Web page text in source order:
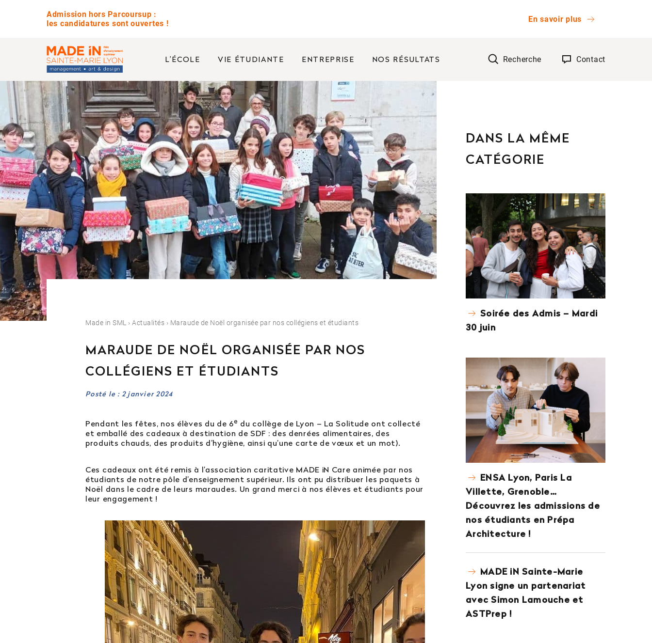
Admission hors Parcoursup :
les candidatures sont ouvertes !
En savoir plus
L’ÉCOLE VIE ÉTUDIANTE ENTREPRISE NOS RÉSULTATS Recherche Contact
Made in SML › Actualités › Maraude de Noël organisée par nos collégiens et étudiants
MARAUDE DE NOËL ORGANISÉE PAR NOS
COLLÉGIENS ET ÉTUDIANTS
Posté le : 2 janvier 2024
Pendant les fêtes, nos élèves du de 6e du collège de Lyon – La Solitude ont collecté
et emballé des cadeaux à destination de SDF : des denrées alimentaires, des
produits chauds, des produits d’hygiène, ainsi qu’une carte de vœux et un mot).
Ces cadeaux ont été remis à l’association caritative MADE iN Care animée par nos
étudiants de notre pôle d’enseignement supérieur. Ils ont pu distribuer les paquets à
Noël dans le cadre de leurs maraudes. Un grand merci à nos élèves et étudiants pour
leur engagement !
DANS LA MÊME
CATÉGORIE
Soirée des Admis – Mardi
30 juin
ENSA Lyon, Paris La
Villette, Grenoble…
Découvrez les admissions de
nos étudiants en Prépa
Architecture !
MADE iN Sainte-Marie
Lyon signe un partenariat
avec Simon Lamouche et
ASTPrep !
QUESTIONS FRÉQUENTES
Avez-vous des journées portes ouvertes ?
Quelle est la différence entre un bachelor et une licence ?
Est-ce que vous proposez des bourses ?
Est-il possible d’intégrer l’école en 2e ou 3e année ?
Quelles sont les poursuites d’études ?
Afficher plus